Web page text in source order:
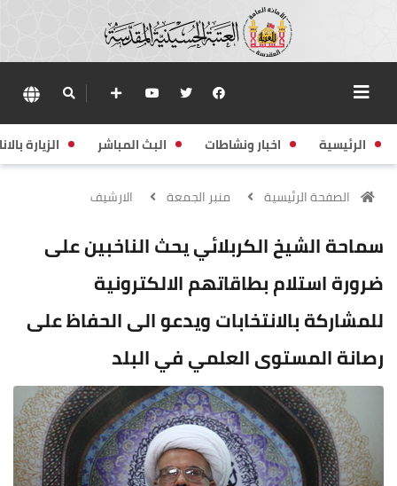
الرئيسية اخبار ونشاطات البث المباشر الزيارة
الصفحة الرئيسية منبر الجمعة الارشيف
سماحة الشيخ الكربلائي يحث الناخبين على
ضرورة استلام بطاقاتهم الالكترونية
للمشاركة بالانتخابات ويدعو الى الحفاظ على
رصانة المستوى العلمي في البلد